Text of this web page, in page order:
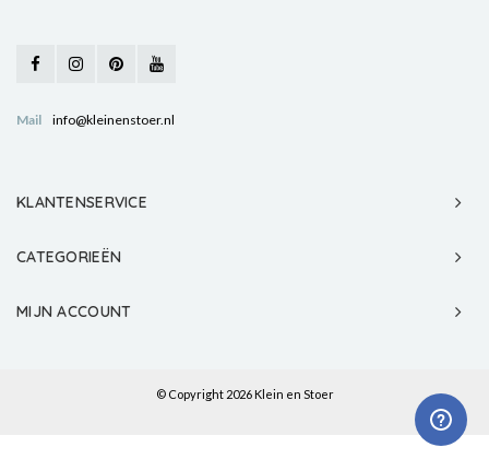
Mail info@kleinenstoer.nl
KLANTENSERVICE
CATEGORIEËN
MIJN ACCOUNT
© Copyright 2026 Klein en Stoer